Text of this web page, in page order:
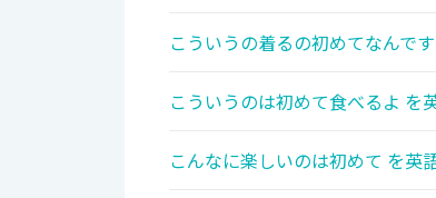
こういうの着るの初めてなんで
こういうのは初めて食べるよ を
こんなに楽しいのは初めて を英